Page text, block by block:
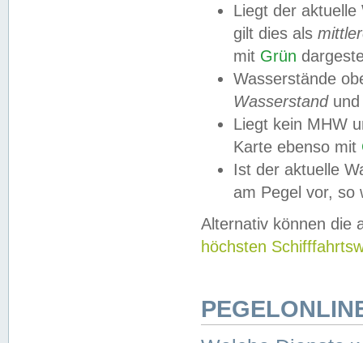
Liegt der
gilt dies als
mit Grün
Wasserstände
Wasserstandund
Liegt kein MHW
Karte ebenso mit
Ist der aktuelle
am Pegel vor,
Alternativ können die
höchsten